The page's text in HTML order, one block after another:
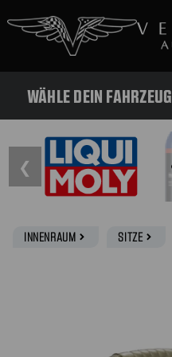
WÄHLE DEIN FAHRZEUG
❮
INNENRAUM navigate_next SITZE navigate_next